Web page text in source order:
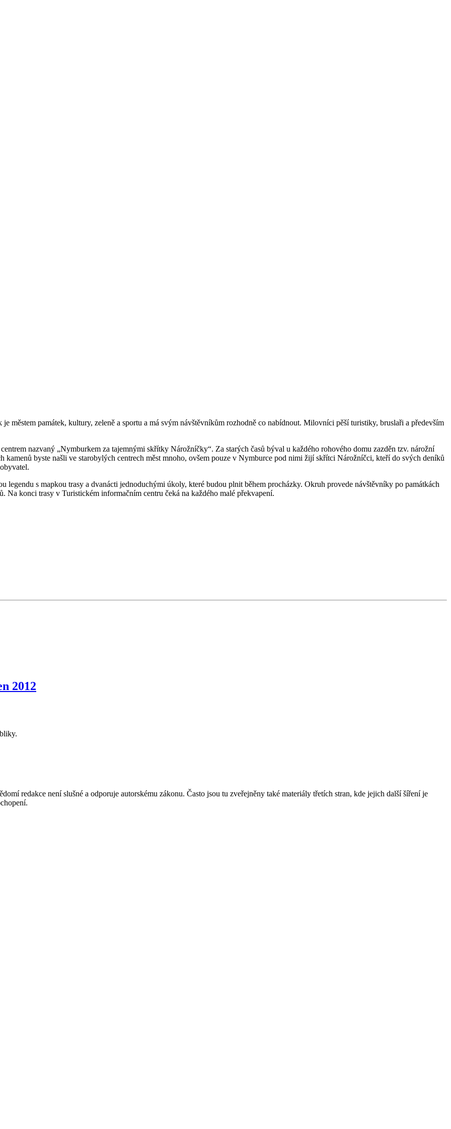
městem památek, kultury, zeleně a sportu a má svým návštěvníkům rozhodně co nabídnout. Milovníci pěší turistiky, bruslaři a především
nazvaný „Nymburkem za tajemnými skřítky Nárožníčky“. Za starých časů býval u každého rohového domu zazděn tzv. nárožní
kamenů byste našli ve starobylých centrech měst mnoho, ovšem pouze v Nymburce pod nimi žijí skřítci Nárožníčci, kteří do svých deníků
s mapkou trasy a dvanácti jednoduchými úkoly, které budou plnit během procházky. Okruh provede návštěvníky po památkách
konci trasy v Turistickém informačním centru čeká na každého malé překvapení.
2012
redakce není slušné a odporuje autorskému zákonu. Často jsou tu zveřejněny také materiály třetích stran, kde jejich další šíření je